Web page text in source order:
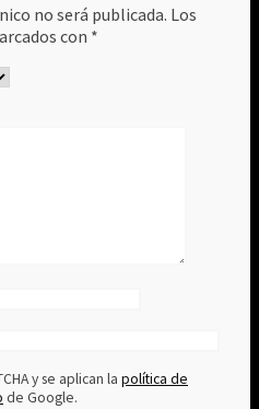
no será publicada. Los
con *
y se aplican la política de
de Google.